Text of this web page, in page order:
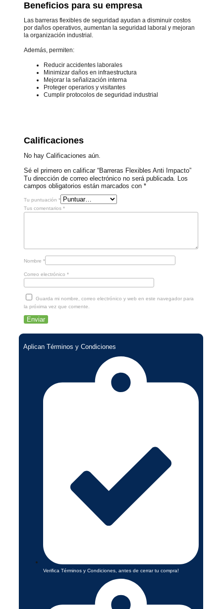
Beneficios para su empresa
Las barreras flexibles de seguridad ayudan a disminuir costos
por daños operativos, aumentan la seguridad laboral y mejoran
la organización industrial.
Además, permiten:
Reducir accidentes laborales
Minimizar daños en infraestructura
Mejorar la señalización interna
Proteger operarios y visitantes
Cumplir protocolos de seguridad industrial
Calificaciones
No hay Calificaciones aún.
Sé el primero en calificar “Barreras Flexibles Anti Impacto”
Tu dirección de correo electrónico no será publicada.
Los
campos obligatorios están marcados con *
Tu puntuación *
Tus comentarios *
Nombre *
Correo electrónico *
Guarda mi nombre, correo electrónico y web en este navegador para
la próxima vez que comente.
Aplican Términos y Condiciones
Verifica Términos y Condiciones, antes de cerrar tu compra!